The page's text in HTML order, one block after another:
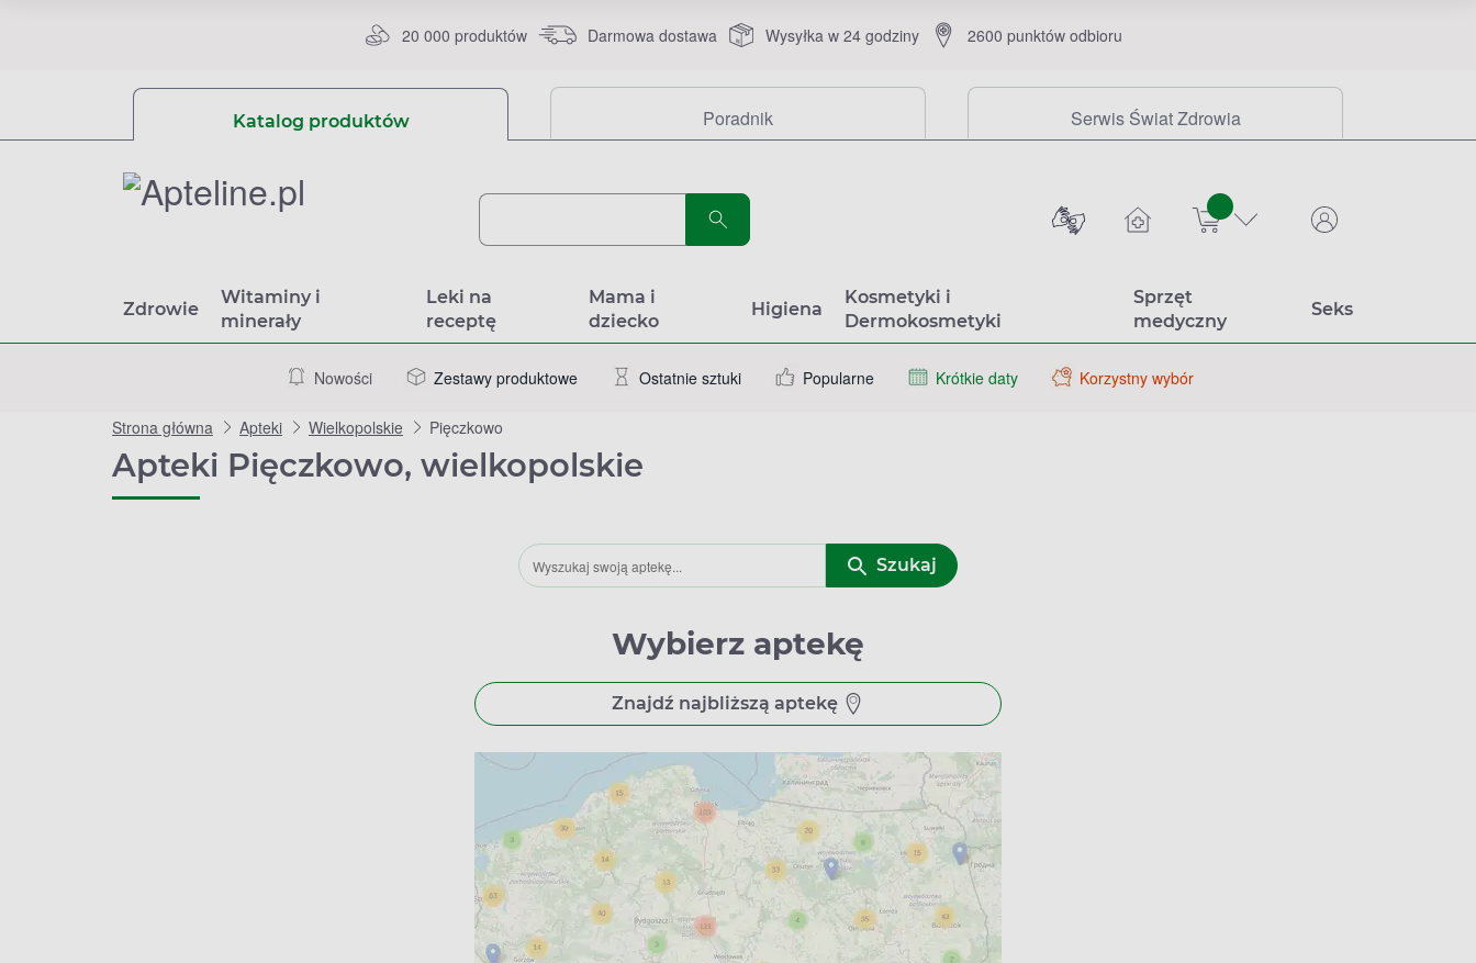
20 000 produktów Darmowa dostawa Wysyłka w 24 godziny 2600 punktów odbioru
Katalog produktów Poradnik Serwis Świat Zdrowia
sztuk
Zdrowie
Witaminy i
minerały
Leki na
receptę
Mama i
dziecko
Higiena
Kosmetyki i
Dermokosmetyki
Sprzęt
medyczny
Seks
Nowości Zestawy produktowe Ostatnie sztuki Popularne Krótkie daty Korzystny wybór
Strona główna Apteki Wielkopolskie Pięczkowo
Apteki Pięczkowo, wielkopolskie
Szukaj
Wybierz aptekę
Znajdź najbliższą aptekę